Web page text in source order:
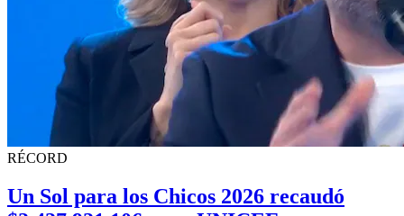
RÉCORD
Un Sol para los Chicos 2026 recaudó